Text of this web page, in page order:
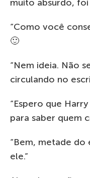
muito absurdo,
“Como você
🙂
“Nem ideia. Não
circulando no
“Espero que
para saber quem
“Bem, metade
ele.”